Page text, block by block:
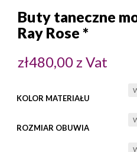
Buty taneczne
Ray Rose *
zł480,00z Vat
KOLOR MATERIAŁU
ROZMIAR OBUWIA